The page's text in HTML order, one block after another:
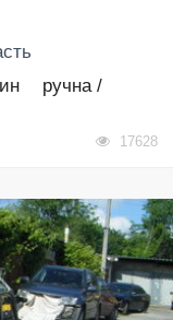
ручна /
17628